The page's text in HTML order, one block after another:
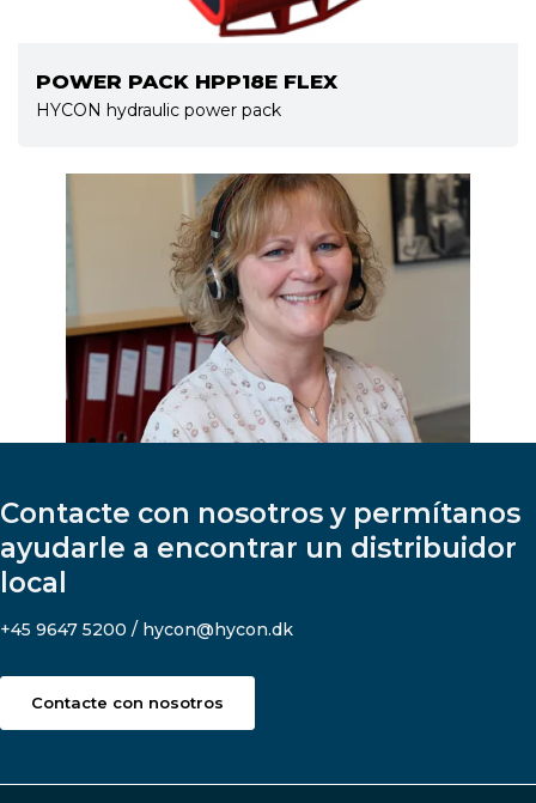
POWER PACK HPP18E FLEX
HYCON hydraulic power pack
Contacte con nosotros y permítanos
ayudarle a encontrar un distribuidor
local
+45 9647 5200 / hycon@hycon.dk
Contacte con nosotros